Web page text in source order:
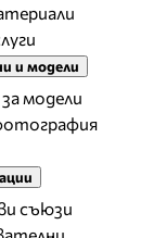
и модели
модели
съюзи